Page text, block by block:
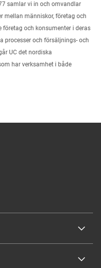
samlar vi in och omvandlar
mellan människor, företag och
och konsumenter i deras
processer och försäljnings- och
UC det nordiska
har verksamhet i både